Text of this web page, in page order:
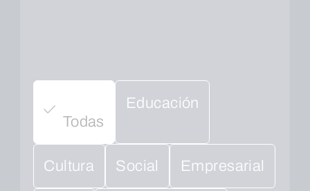
Todas
Educación
Cultura Social Empresarial